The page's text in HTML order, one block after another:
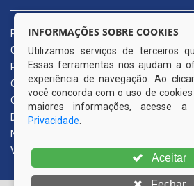
Portal da Transparência
Carta de Serviços ao Usuário
Pedido de Acesso à Informação (e-SIC)
Ouvidoria Municipal
Quadro de Avisos
Diário Oficial da AMUPE
Nota Fiscal Eletrônica
Validador Nota Fiscal
INFORMAÇÕES SOBRE COOKIES
Utilizamos serviços de terceiros
Essas ferramentas nos ajudam a
experiência de navegação. Ao
você concorda com o uso de
maiores informações, acesse a
Privacidade
Aceitar